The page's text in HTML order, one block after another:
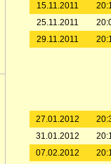
15.11.2011
25.11.2011
29.11.2011
27.01.2012
31.01.2012
07.02.2012